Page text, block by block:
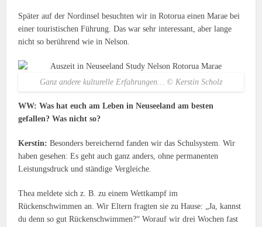
Später auf der Nordinsel besuchten wir in Rotorua einen Marae bei
einer touristischen Führung. Das war sehr interessant, aber lange
nicht so berührend wie in Nelson.
Ganz andere kulturelle Erfahrungen… © Kerstin Scholz
WW: Was hat euch am Leben in Neuseeland am besten
gefallen? Was nicht so?
Kerstin: Besonders bereichernd fanden wir das Schulsystem. Wir
haben gesehen: Es geht auch ganz anders, ohne permanenten
Leistungsdruck und ständige Vergleiche.
Thea meldete sich z. B. zu einem Wettkampf im
Rückenschwimmen an. Wir Eltern fragten sie zu Hause: „Ja, kannst
du denn so gut Rückenschwimmen?“ Worauf wir drei Wochen fast